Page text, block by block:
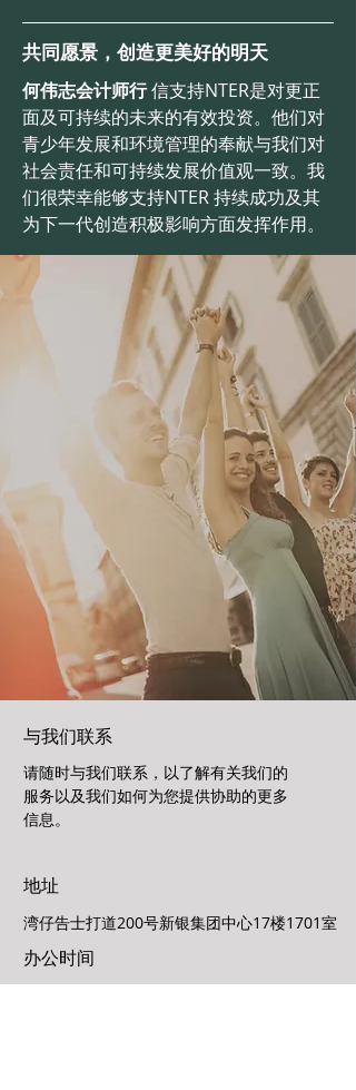
共同愿景，创造更美好的明天
何伟志会计师行信支持NTER是对更正
面及可持续的未来的有效投资。他们对
青少年发展和环境管理的奉献与我们对
社会责任和可持续发展价值观一致。我
们很荣幸能够支持NTER 持续成功及其
为下一代创造积极影响方面发挥作用。
与我们联系
请随时与我们联系，以了解有关我们的
服务以及我们如何为您提供协助的更多
信息。
地址
湾仔告士打道200号新银集团中心17楼1701室
办公时间